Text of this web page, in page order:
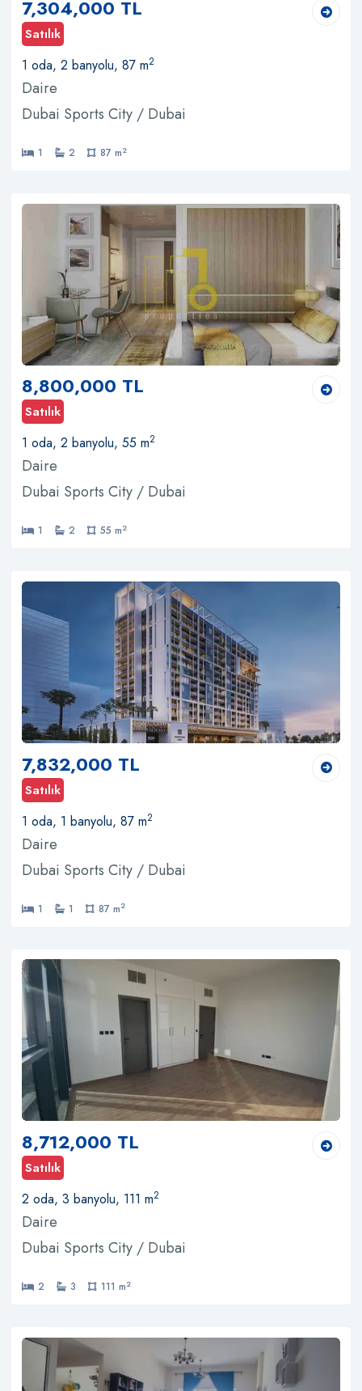
7,304,000 TL
Satılık
1 oda, 2 banyolu, 87 m2
Daire
Dubai Sports City / Dubai
1 2 87 m2
8,800,000 TL
Satılık
1 oda, 2 banyolu, 55 m2
Daire
Dubai Sports City / Dubai
1 2 55 m2
7,832,000 TL
Satılık
1 oda, 1 banyolu, 87 m2
Daire
Dubai Sports City / Dubai
1 1 87 m2
8,712,000 TL
Satılık
2 oda, 3 banyolu, 111 m2
Daire
Dubai Sports City / Dubai
2 3 111 m2